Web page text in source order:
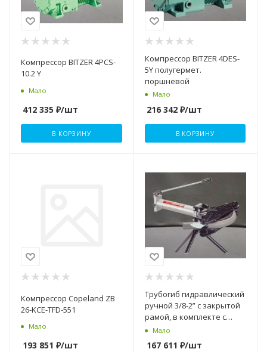
Компрессор BITZER 4PCS-
10.2 Y
Мало
412 335 ₽/шт
В КОРЗИНУ
Компрессор BITZER 4DES-
5Y полугермет.
поршневой
Мало
216 342₽/шт
В КОРЗИНУ
Компрессор Copeland ZB
26-KCE-TFD-551
Мало
193 851 ₽/шт
Трубогиб гидравлический
ручной 3/8-2” с закрытой
рамой, в комплекте с
треногой SUPER-EGO
Мало
167 611 ₽/шт